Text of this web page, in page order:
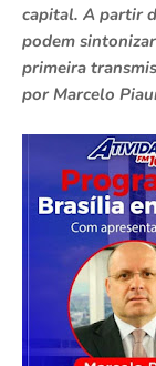
capital. A partir
podem
primeira
por Marcelo